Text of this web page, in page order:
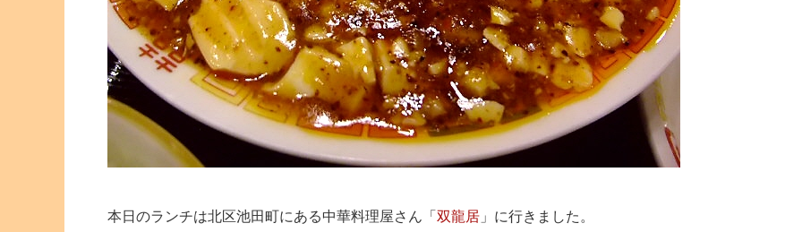
本日のランチは北区池田町にある中華料理屋さん「 双龍居 」に行きました。